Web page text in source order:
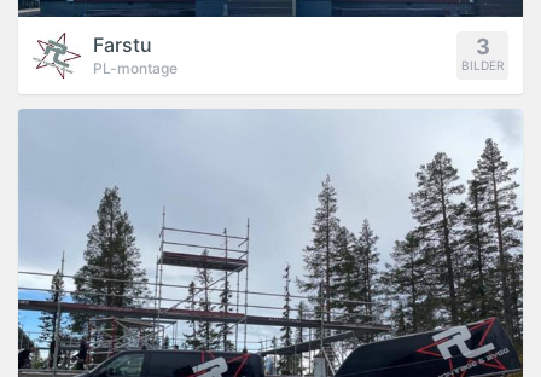
3
BILDER
Farstu
PL-montage